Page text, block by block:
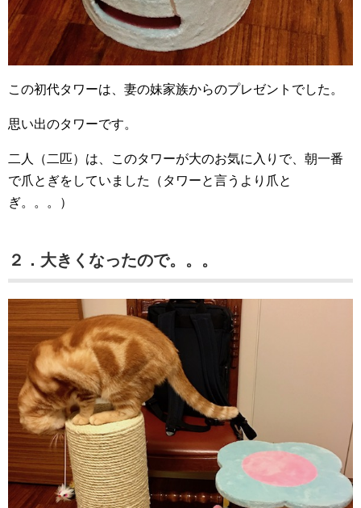
この初代タワーは、妻の妹家族からのプレゼントでした。
思い出のタワーです。
二人（二匹）は、このタワーが大のお気に入りで、朝一番
で爪とぎをしていました（タワーと言うより爪と
ぎ。。。）
２．大きくなったので。。。